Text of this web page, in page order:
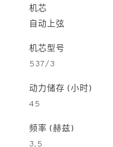
机芯
自动上弦
机芯型号
537/3
动力储存 (小时)
45
频率 (赫兹)
3,5